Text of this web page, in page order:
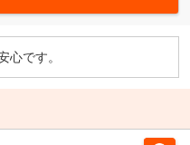
心です。